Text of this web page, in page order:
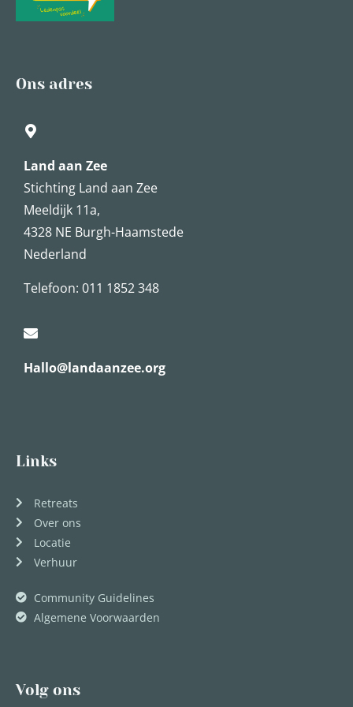
Ons adres
Land aan Zee
Stichting Land aan Zee
Meeldijk 11a,
4328 NE Burgh-Haamstede
Nederland
Telefoon: 011 1852 348
Hallo@landaanzee.org
Links
Retreats
Over ons
Locatie
Verhuur
Community Guidelines
Algemene Voorwaarden
Volg ons